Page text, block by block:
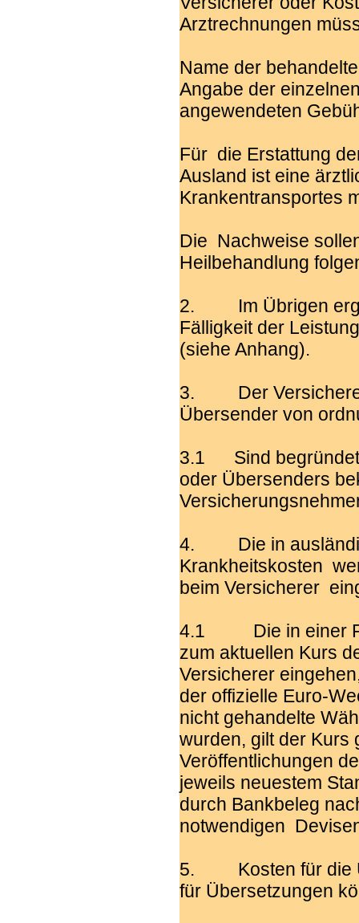
Arztrechnungen
Name der
Angabe der
angewendeten
Für die Erstattung
Ausland ist eine
Krankentransportes
Die Nachweise
Heilbehandlung
2. Im Übrigen
Fälligkeit der
(siehe Anhang).
3. Der Versicherer
Übersender von
3.1 Sind
oder Übersenders
4. Die in
Krankheitskosten
beim Versicherer
4.1 Die in einer
zum aktuellen Kurs
Versicherer
der offizielle Euro-
nicht gehandelte
wurden, gilt der Kurs
Veröffentlichungen
jeweils neuestem
durch Bankbeleg
notwendigen
5. Kosten für die
für Übersetzungen